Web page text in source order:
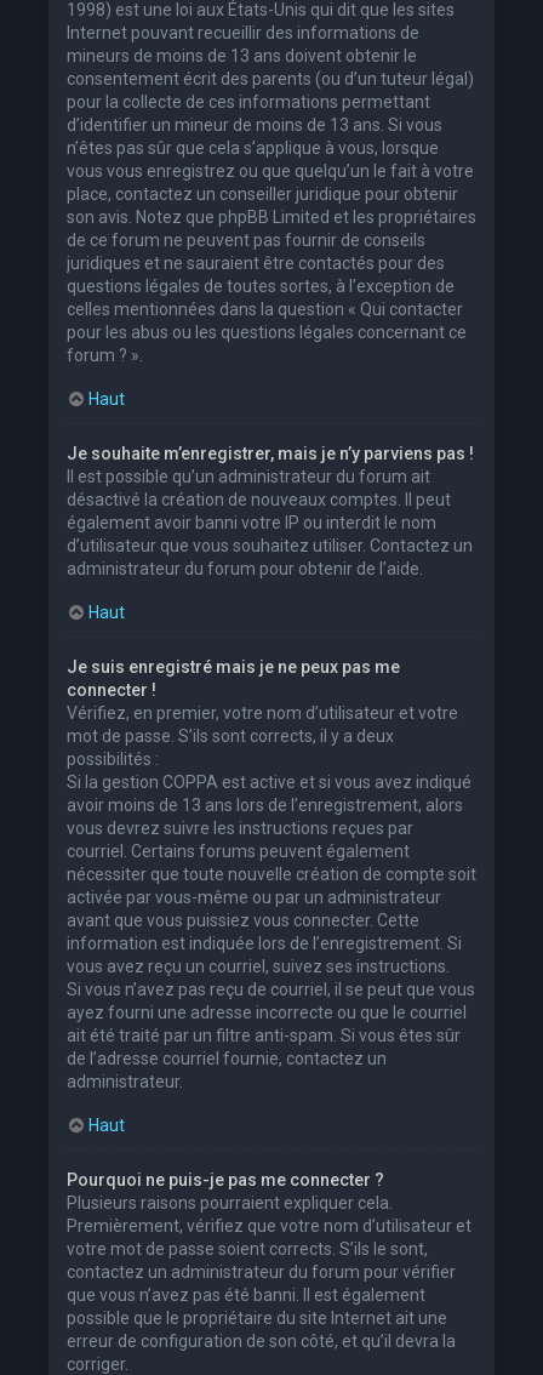
1998) est une loi aux États-Unis qui dit que les sites
Internet pouvant recueillir des informations de
mineurs de moins de 13 ans doivent obtenir le
consentement écrit des parents (ou d’un tuteur légal)
pour la collecte de ces informations permettant
d’identifier un mineur de moins de 13 ans. Si vous
n’êtes pas sûr que cela s’applique à vous, lorsque
vous vous enregistrez ou que quelqu’un le fait à votre
place, contactez un conseiller juridique pour obtenir
son avis. Notez que phpBB Limited et les propriétaires
de ce forum ne peuvent pas fournir de conseils
juridiques et ne sauraient être contactés pour des
questions légales de toutes sortes, à l’exception de
celles mentionnées dans la question « Qui contacter
pour les abus ou les questions légales concernant ce
forum ? ».
Haut
Je souhaite m’enregistrer, mais je n’y parviens pas !
Il est possible qu’un administrateur du forum ait
désactivé la création de nouveaux comptes. Il peut
également avoir banni votre IP ou interdit le nom
d’utilisateur que vous souhaitez utiliser. Contactez un
administrateur du forum pour obtenir de l’aide.
Haut
Je suis enregistré mais je ne peux pas me
connecter !
Vérifiez, en premier, votre nom d’utilisateur et votre
mot de passe. S’ils sont corrects, il y a deux
possibilités :
Si la gestion COPPA est active et si vous avez indiqué
avoir moins de 13 ans lors de l’enregistrement, alors
vous devrez suivre les instructions reçues par
courriel. Certains forums peuvent également
nécessiter que toute nouvelle création de compte soit
activée par vous-même ou par un administrateur
avant que vous puissiez vous connecter. Cette
information est indiquée lors de l’enregistrement. Si
vous avez reçu un courriel, suivez ses instructions.
Si vous n’avez pas reçu de courriel, il se peut que vous
ayez fourni une adresse incorrecte ou que le courriel
ait été traité par un filtre anti-spam. Si vous êtes sûr
de l’adresse courriel fournie, contactez un
administrateur.
Haut
Pourquoi ne puis-je pas me connecter ?
Plusieurs raisons pourraient expliquer cela.
Premièrement, vérifiez que votre nom d’utilisateur et
votre mot de passe soient corrects. S’ils le sont,
contactez un administrateur du forum pour vérifier
que vous n’avez pas été banni. Il est également
possible que le propriétaire du site Internet ait une
erreur de configuration de son côté, et qu’il devra la
corriger.